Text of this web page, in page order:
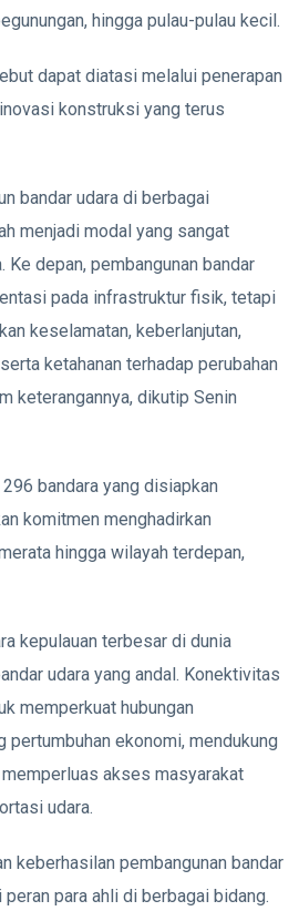
hingga pulau-pulau kecil.
dapat diatasi melalui penerapan
konstruksi yang terus
bandar udara di berbagai
menjadi modal yang sangat
Ke depan, pembangunan bandar
pada infrastruktur fisik, tetapi
keselamatan, keberlanjutan,
ketahanan terhadap perubahan
keterangannya, dikutip Senin
bandara yang disiapkan
komitmen menghadirkan
hingga wilayah terdepan,
kepulauan terbesar di dunia
udara yang andal. Konektivitas
memperkuat hubungan
pertumbuhan ekonomi, mendukung
akses masyarakat
udara.
keberhasilan pembangunan bandar
para ahli di berbagai bidang.